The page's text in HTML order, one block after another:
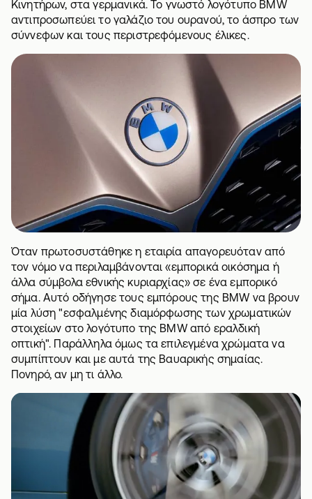
Κινητήρων, στα γερμανικά. Το γνωστό λογότυπο BMW
αντιπροσωπεύει το γαλάζιο του ουρανού, το άσπρο των
σύννεφων και τους περιστρεφόμενους έλικες.
Όταν πρωτοσυστάθηκε η εταιρία απαγορευόταν από
τον νόμο να περιλαμβάνονται «εμπορικά οικόσημα ή
άλλα σύμβολα εθνικής κυριαρχίας» σε ένα εμπορικό
σήμα. Αυτό οδήγησε τους εμπόρους της BMW να βρουν
μία λύση "εσφαλμένης διαμόρφωσης των χρωματικών
στοιχείων στο λογότυπο της BMW από εραλδική
οπτική". Παράλληλα όμως τα επιλεγμένα χρώματα να
συμπίπτουν και με αυτά της Βαυαρικής σημαίας.
Πονηρό, αν μη τι άλλο.